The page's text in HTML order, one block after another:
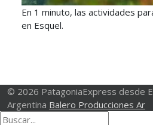
En 1 minuto, las actividades
en Esquel.
© 2026 PatagoniaExpress desde
Argentina Balero Producciones Ar